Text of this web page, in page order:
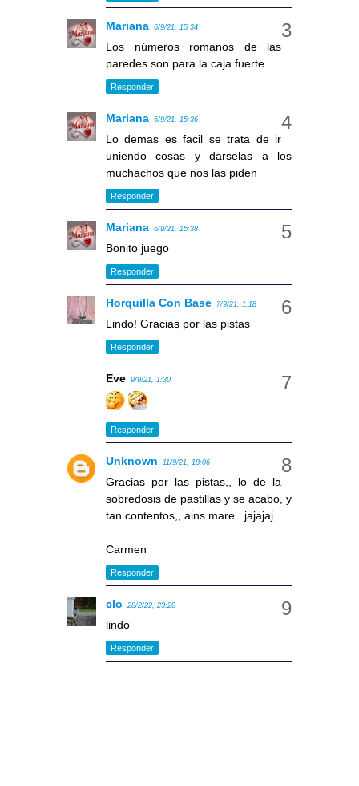
Mariana 6/9/21, 15:34
Los números romanos de las
paredes son para la caja fuerte
Responder
Mariana 6/9/21, 15:36
Lo demas es facil se trata de ir
uniendo cosas y darselas a los
muchachos que nos las piden
Responder
Mariana 6/9/21, 15:38
Bonito juego
Responder
Horquilla Con Base 7/9/21, 1:18
Lindo! Gracias por las pistas
Responder
Eve 9/9/21, 1:30
Responder
Unknown 11/9/21, 18:06
Gracias por las pistas,, lo de la
sobredosis de pastillas y se acabo, y
tan contentos,, ains mare.. jajajaj
Carmen
Responder
clo 28/2/22, 23:20
lindo
Responder